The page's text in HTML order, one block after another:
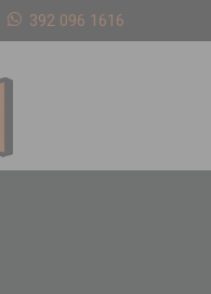
392 096 1616